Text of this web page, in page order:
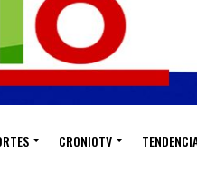
CRONIOTV